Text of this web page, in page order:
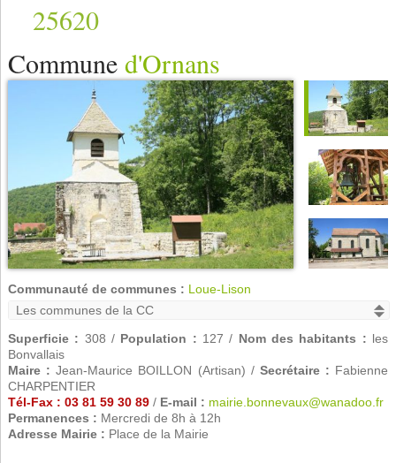
25620
Commune d'Ornans
Communauté de communes : Loue-Lison
Superficie : 308 / Population : 127 / Nom des habitants : les
Bonvallais
Maire : Jean-Maurice BOILLON (Artisan) / Secrétaire : Fabienne
CHARPENTIER
Tél-Fax : 03 81 59 30 89/ E-mail : mairie.bonnevaux@wanadoo.fr
Permanences : Mercredi de 8h à 12h
Adresse Mairie : Place de la Mairie